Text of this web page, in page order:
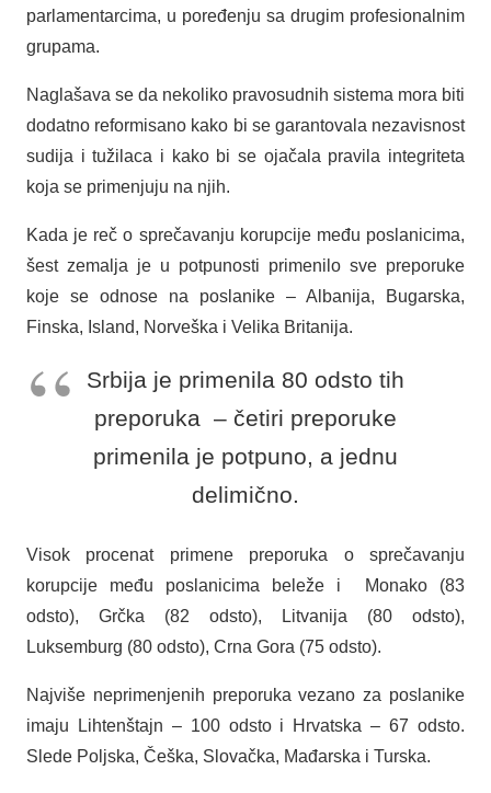
parlamentarcima, u poređenju sa drugim profesionalnim
grupama.
Naglašava se da nekoliko pravosudnih sistema mora biti
dodatno reformisano kako bi se garantovala nezavisnost
sudija i tužilaca i kako bi se ojačala pravila integriteta
koja se primenjuju na njih.
Kada je reč o sprečavanju korupcije među poslanicima,
šest zemalja je u potpunosti primenilo sve preporuke
koje se odnose na poslanike – Albanija, Bugarska,
Finska, Island, Norveška i Velika Britanija.
Srbija je primenila 80 odsto tih
preporuka – četiri preporuke
primenila je potpuno, a jednu
delimično.
Visok procenat primene preporuka o sprečavanju
korupcije među poslanicima beleže i Monako (83
odsto), Grčka (82 odsto), Litvanija (80 odsto),
Luksemburg (80 odsto), Crna Gora (75 odsto).
Najviše neprimenjenih preporuka vezano za poslanike
imaju Lihtenštajn – 100 odsto i Hrvatska – 67 odsto.
Slede Poljska, Češka, Slovačka, Mađarska i Turska.